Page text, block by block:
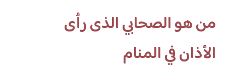
ابحث عن أي موضوع يهمك
من هو الصحابي الذى رأى
الأذان في المنام